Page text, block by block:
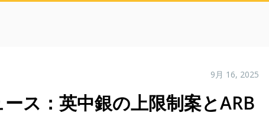
9月 16, 2025
ス：英中銀の上限制案とARB